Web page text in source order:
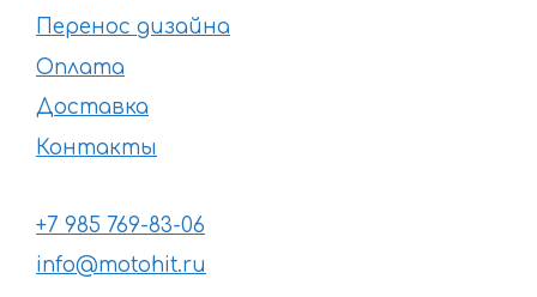
Перенос дизайна
Оплата
Доставка
Контакты
+7 985 769-83-06
info@motohit.ru